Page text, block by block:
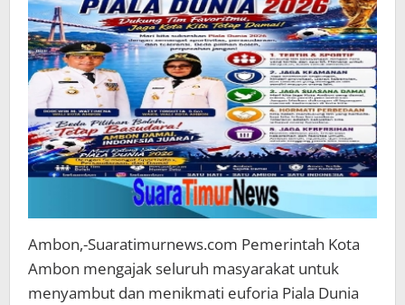
Ambon,-Suaratimurnews.com Pemerintah Kota
Ambon mengajak seluruh masyarakat untuk
menyambut dan menikmati euforia Piala Dunia